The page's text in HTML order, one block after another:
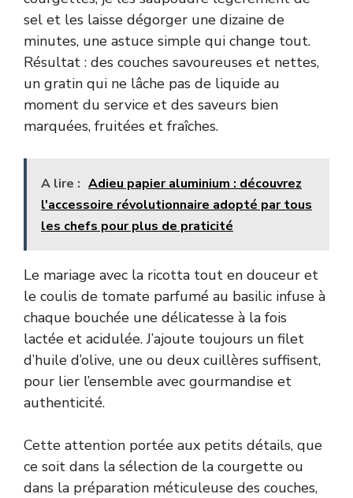
sel et les laisse dégorger une dizaine de
minutes, une astuce simple qui change tout.
Résultat : des couches savoureuses et nettes,
un gratin qui ne lâche pas de liquide au
moment du service et des saveurs bien
marquées, fruitées et fraîches.
A lire : Adieu papier aluminium : découvrez
l'accessoire révolutionnaire adopté par tous
les chefs pour plus de praticité
Le mariage avec la ricotta tout en douceur et
le coulis de tomate parfumé au basilic infuse à
chaque bouchée une délicatesse à la fois
lactée et acidulée. J’ajoute toujours un filet
d’huile d’olive, une ou deux cuillères suffisent,
pour lier l’ensemble avec gourmandise et
authenticité.
Cette attention portée aux petits détails, que
ce soit dans la sélection de la courgette ou
dans la préparation méticuleuse des couches,